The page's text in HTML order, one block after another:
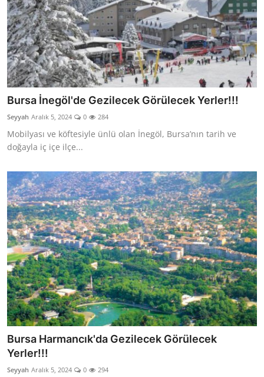
Bursa İnegöl'de Gezilecek Görülecek Yerler!!!
Seyyah Aralık 5, 2024 0 284
Mobilyası ve köftesiyle ünlü olan İnegöl, Bursa’nın tarih ve
doğayla iç içe ilçe...
Bursa Harmancık'da Gezilecek Görülecek
Yerler!!!
Seyyah Aralık 5, 2024 0 294